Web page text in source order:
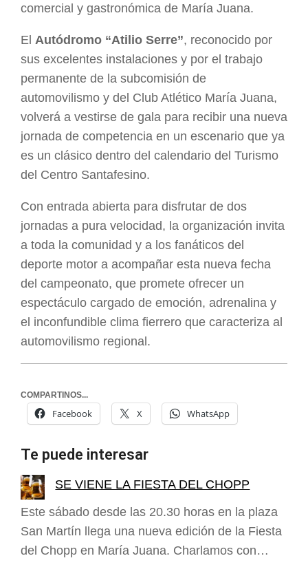
comercial y gastronómica de María Juana.
El Autódromo “Atilio Serre”, reconocido por
sus excelentes instalaciones y por el trabajo
permanente de la subcomisión de
automovilismo y del Club Atlético María Juana,
volverá a vestirse de gala para recibir una nueva
jornada de competencia en un escenario que ya
es un clásico dentro del calendario del Turismo
del Centro Santafesino.
Con entrada abierta para disfrutar de dos
jornadas a pura velocidad, la organización invita
a toda la comunidad y a los fanáticos del
deporte motor a acompañar esta nueva fecha
del campeonato, que promete ofrecer un
espectáculo cargado de emoción, adrenalina y
el inconfundible clima fierrero que caracteriza al
automovilismo regional.
COMPARTINOS...
Facebook X WhatsApp
Te puede interesar
SE VIENE LA FIESTA DEL CHOPP
Este sábado desde las 20.30 horas en la plaza
San Martín llega una nueva edición de la Fiesta
del Chopp en María Juana. Charlamos con…